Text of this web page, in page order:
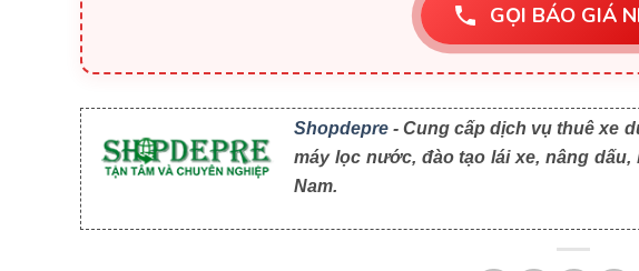
GỌI BÁO GIÁ
Shopdepre - Cung cấp dịch vụ thuê xe
máy lọc nước, đào tạo lái xe, nâng
Nam.